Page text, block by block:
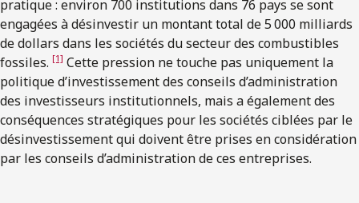
pratique : environ 700 institutions dans 76 pays se sont
engagées à désinvestir un montant total de 5 000 milliards
de dollars dans les sociétés du secteur des combustibles
fossiles. [1] Cette pression ne touche pas uniquement la
politique d’investissement des conseils d’administration
des investisseurs institutionnels, mais a également des
conséquences stratégiques pour les sociétés ciblées par le
désinvestissement qui doivent être prises en considération
par les conseils d’administration de ces entreprises.